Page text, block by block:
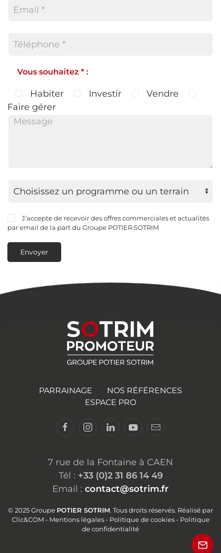
Vous souhaitez * :
Habiter Investir
Vendre
Faire gérer
J’accepte de recevoir des offres commerciales et actualités
par email de la part du Groupe POTIER SOTRIM
Envoyer
PARRAINAGE
NOS RÉFÉRENCES
ESPACE PRO
7 rue de la Fontaine à CAEN
Tél : +33 (0)2 31 86 14 49
Email : contact@sotrim.fr
© 2025 Groupe POTIER SOTRIM. Tous droits réservés. Réalisé par
Clic&COM - Mentions légales- Politique de cookies- Politique
de confidentialité